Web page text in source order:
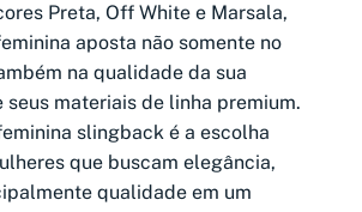
Preta, Off White e Marsala,
aposta não somente no
na qualidade da sua
seus materiais de linha premium.
slingback é a escolha
que buscam elegância,
qualidade em um